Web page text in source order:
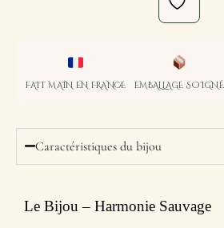
FAIT MAIN EN FRANCE EMBALLAGE SOIGNÉ
Caractéristiques du bijou
Le Bijou – Harmonie Sauvage